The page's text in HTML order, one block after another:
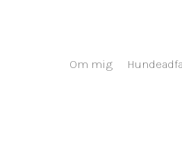
Om mig